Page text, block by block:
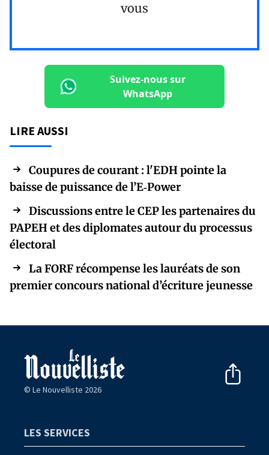
vous
Suivez-nous sur
WhatsApp
LIRE AUSSI
Coupures de courant : l'EDH pointe la
baisse de puissance de l’E‑Power
Discussions entre le CEP les partenaires du
PAPEH et des diplomates autour du processus
électoral
La FORF récompense les lauréats de son
premier concours national d’écriture jeunesse
© Le Nouvelliste 2026
LES SERVICES